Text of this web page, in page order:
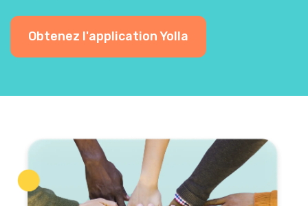
Obtenez l'application Yolla